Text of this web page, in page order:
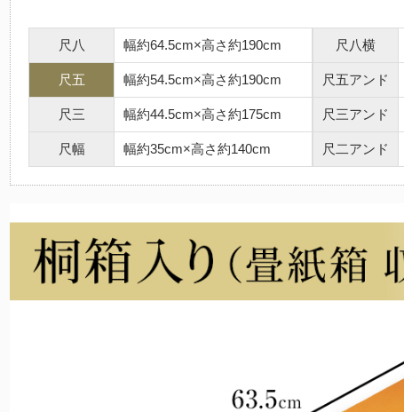
尺八 幅約64.5cm×高さ約190cm
尺五 幅約54.5cm×高さ約190cm
尺三 幅約44.5cm×高さ約175cm
尺幅 幅約35cm×高さ約140cm
尺八横
尺五アンド
尺三アンド
尺二アンド